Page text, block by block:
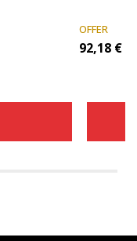
OFFER
92,18 €